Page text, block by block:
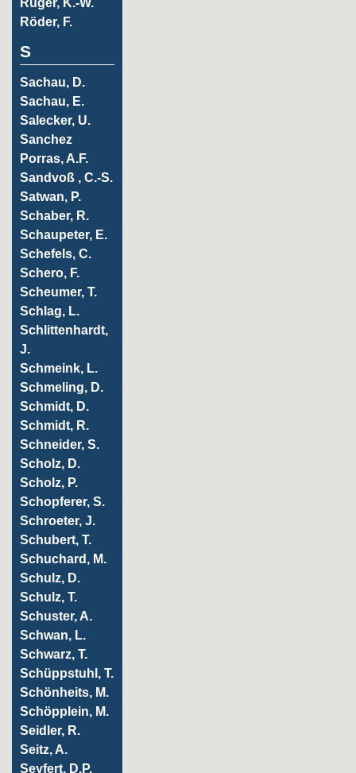
Rüger, K.-W.
Röder, F.
S
Sachau, D.
Sachau, E.
Salecker, U.
Sanchez
Porras, A.F.
Sandvoß , C.-S.
Satwan, P.
Schaber, R.
Schaupeter, E.
Schefels, C.
Schero, F.
Scheumer, T.
Schlag, L.
Schlittenhardt,
J.
Schmeink, L.
Schmeling, D.
Schmidt, D.
Schmidt, R.
Schneider, S.
Scholz, D.
Scholz, P.
Schopferer, S.
Schroeter, J.
Schubert, T.
Schuchard, M.
Schulz, D.
Schulz, T.
Schuster, A.
Schwan, L.
Schwarz, T.
Schüppstuhl, T.
Schönheits, M.
Schöpplein, M.
Seidler, R.
Seitz, A.
Seyfert, D.P.